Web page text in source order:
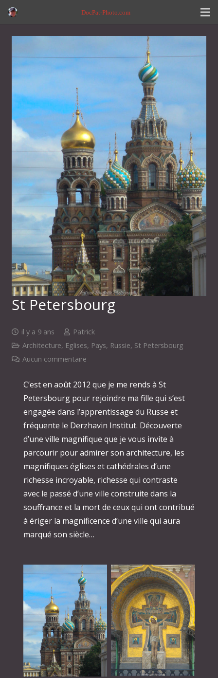
DocPat-Photo.com
St Petersbourg
il y a 9 ans
Patrick
Architecture, Eglises, Pays, Russie, St Petersbourg
Aucun commentaire
C’est en août 2012 que je me rends à St
Petersbourg pour rejoindre ma fille qui s’est
engagée dans l’apprentissage du Russe et
fréquente le Derzhavin Institut. Découverte
d’une ville magnifique que je vous invite à
parcourir pour admirer son architecture, les
magnifiques églises et cathédrales d’une
richesse incroyable, richesse qui contraste
avec le passé d’une ville construite dans la
souffrance et la mort de ceux qui ont contribué
à ériger la magnificence d’une ville qui aura
marqué son siècle…